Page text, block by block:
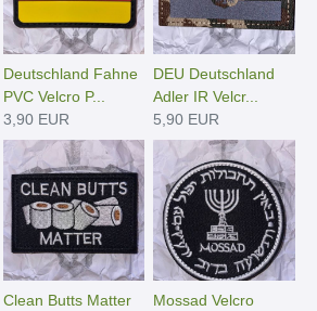
Deutschland Fahne
PVC Velcro P...
3,90 EUR
DEU Deutschland
Adler IR Velcr...
5,90 EUR
Clean Butts Matter
Mossad Velcro